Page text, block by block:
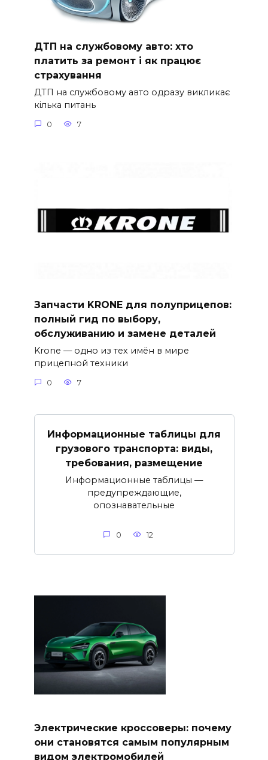
ДТП на службовому авто: хто
платить за ремонт і як працює
страхування
ДТП на службовому авто одразу викликає
кілька питань
0 7
Запчасти KRONE для полуприцепов:
полный гид по выбору,
обслуживанию и замене деталей
Krone — одно из тех имён в мире
прицепной техники
0 7
Информационные таблицы для
грузового транспорта: виды,
требования, размещение
Информационные таблицы —
предупреждающие,
опознавательные
0 12
Электрические кроссоверы: почему
они становятся самым популярным
видом электромобилей